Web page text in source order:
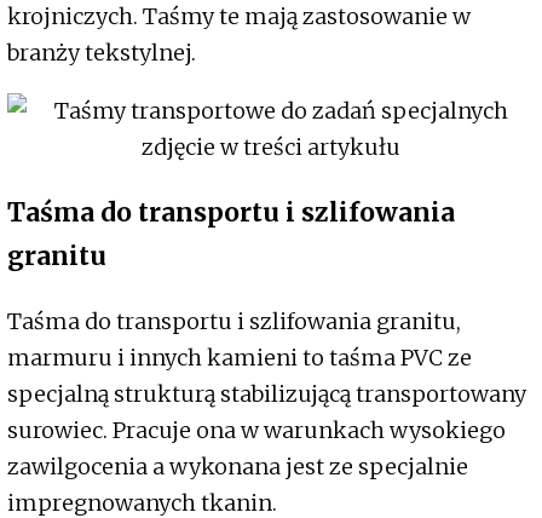
krojniczych. Taśmy te mają zastosowanie w
branży tekstylnej.
Taśma do transportu i szlifowania
granitu
Taśma do transportu i szlifowania granitu,
marmuru i innych kamieni to taśma PVC ze
specjalną strukturą stabilizującą transportowany
surowiec. Pracuje ona w warunkach wysokiego
zawilgocenia a wykonana jest ze specjalnie
impregnowanych tkanin.